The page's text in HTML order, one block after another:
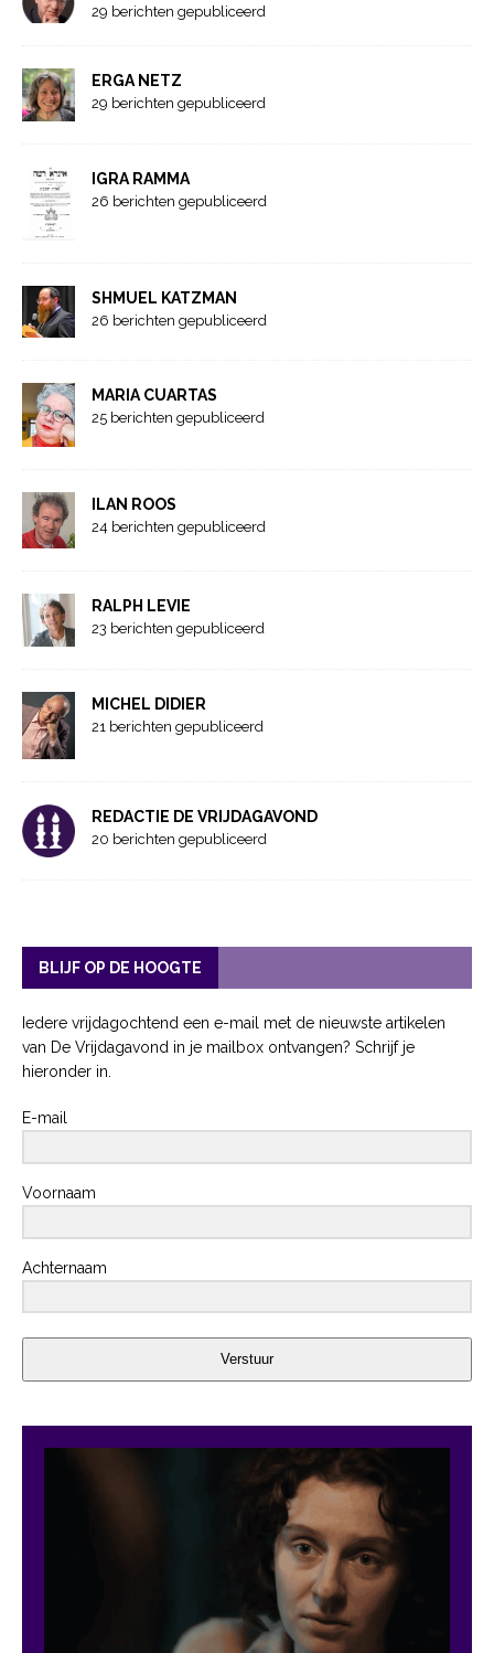
29 berichten gepubliceerd
ERGA NETZ
29 berichten gepubliceerd
IGRA RAMMA
26 berichten gepubliceerd
SHMUEL KATZMAN
26 berichten gepubliceerd
MARIA CUARTAS
25 berichten gepubliceerd
ILAN ROOS
24 berichten gepubliceerd
RALPH LEVIE
23 berichten gepubliceerd
MICHEL DIDIER
21 berichten gepubliceerd
REDACTIE DE VRIJDAGAVOND
20 berichten gepubliceerd
BLIJF OP DE HOOGTE
Iedere vrijdagochtend een e-mail met de nieuwste artikelen
van De Vrijdagavond in je mailbox ontvangen? Schrijf je
hieronder in.
E-mail
Voornaam
Achternaam
Verstuur